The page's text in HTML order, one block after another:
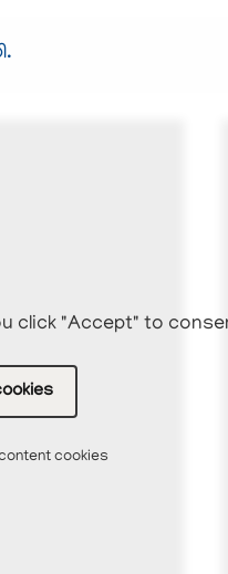
.
click "Accept" to
cookies